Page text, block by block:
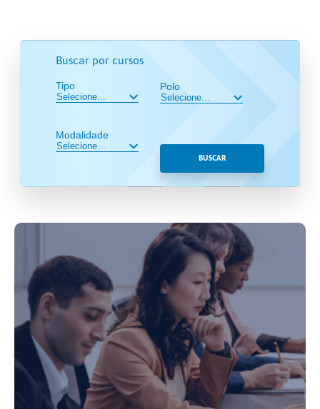
Buscar por cursos
Tipo
Modalidade
Polo
BUSCAR